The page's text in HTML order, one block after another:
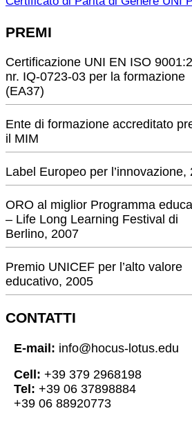
PREMI
Certificazione UNI EN ISO
nr. IQ-0723-03 per la formazione
(EA37)
Ente di formazione accreditato
il MIM
Label Europeo per l’innovazione,
ORO al miglior Programma
– Life Long Learning Festival di
Berlino, 2007
Premio UNICEF per l’alto valore
educativo, 2005
CONTATTI
E-mail: info@hocus-lotus.edu
Cell: +39 379 2968198
Tel: +39 06 37898884
+39 06 88920773